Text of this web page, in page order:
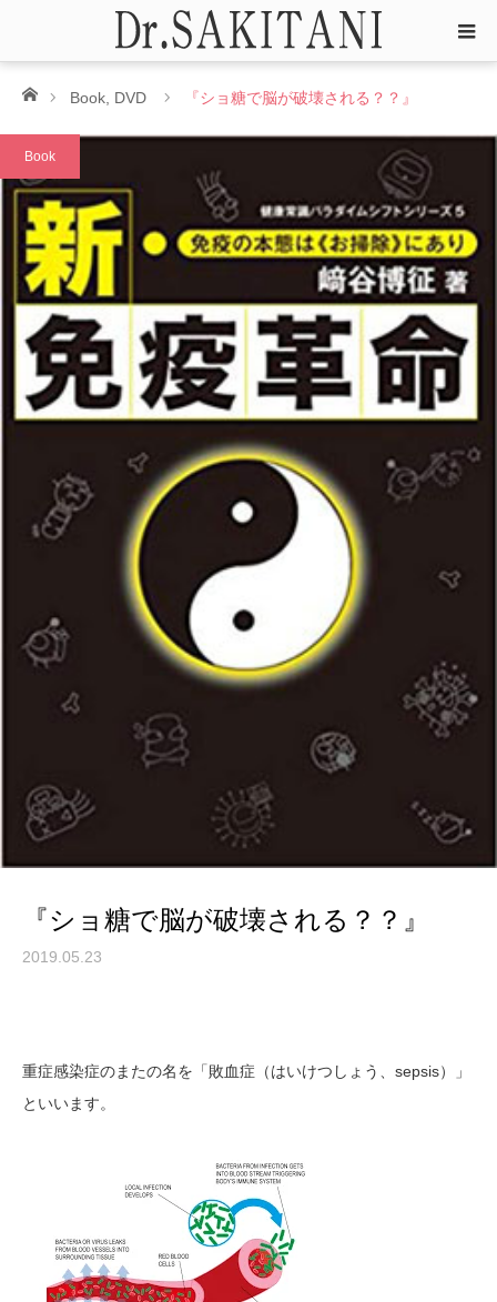
ホームBook DVD 『ショ糖で脳が破壊される？？』
Book
『ショ糖で脳が破壊される？？』
2019.05.23
重症感染症のまたの名を 「 敗血症（ はいけつしょう、 sepsis）
」
といいます。